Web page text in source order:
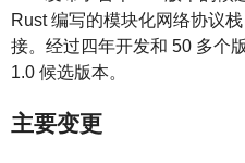
Rust 编写的模块化网络协议
接。经过四年开发和 50 多个
1.0 候选版本。
主要变更